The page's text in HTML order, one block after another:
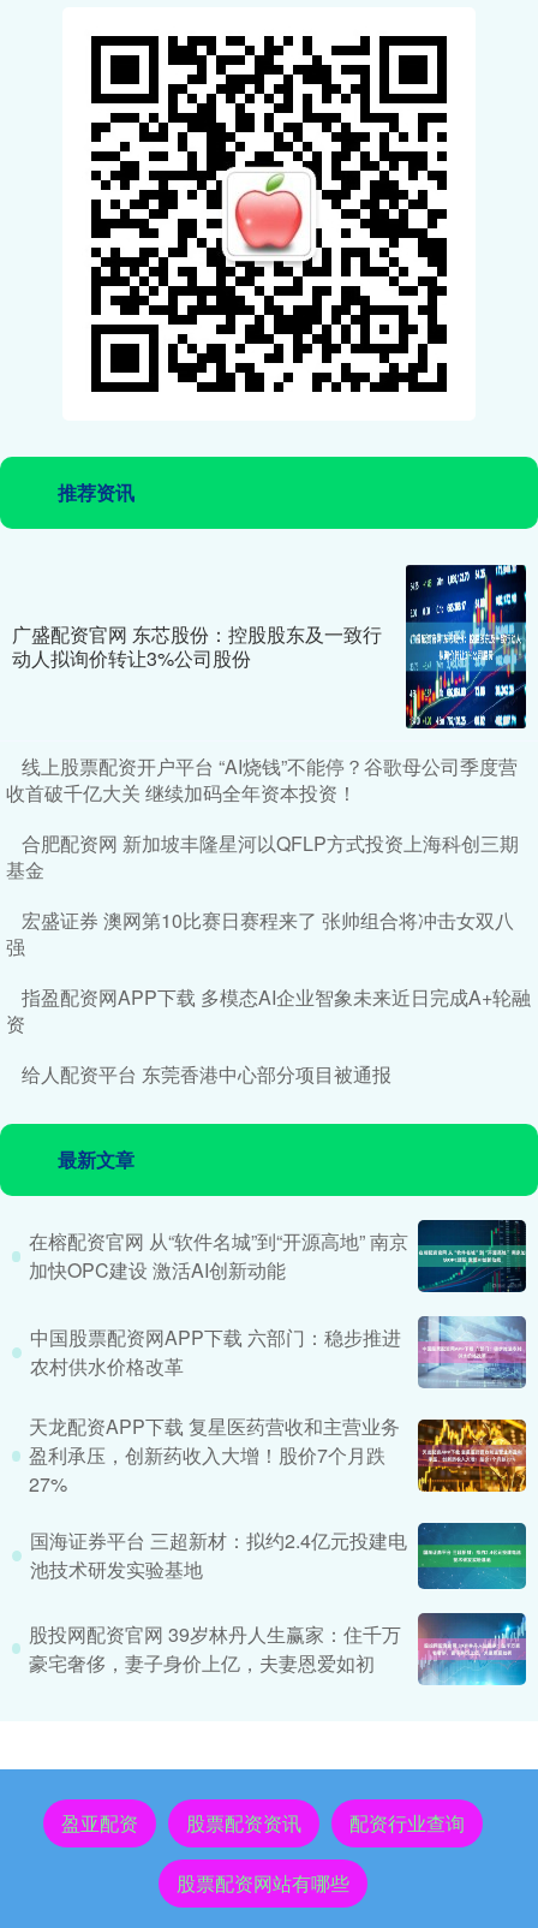
推荐资讯
广盛配资官网 东芯股份：控股股东及一致行
动人拟询价转让3%公司股份
线上股票配资开户平台 “AI烧钱”不能停？谷歌母公司季度营
收首破千亿大关 继续加码全年资本投资！
合肥配资网 新加坡丰隆星河以QFLP方式投资上海科创三期
基金
宏盛证券 澳网第10比赛日赛程来了 张帅组合将冲击女双八
强
指盈配资网APP下载 多模态AI企业智象未来近日完成A+轮融
资
给人配资平台 东莞香港中心部分项目被通报
最新文章
在榕配资官网 从“软件名城”到“开源高地” 南京
加快OPC建设 激活AI创新动能
中国股票配资网APP下载 六部门：稳步推进
农村供水价格改革
天龙配资APP下载 复星医药营收和主营业务
盈利承压，创新药收入大增！股价7个月跌
27%
国海证券平台 三超新材：拟约2.4亿元投建电
池技术研发实验基地
股投网配资官网 39岁林丹人生赢家：住千万
豪宅奢侈，妻子身价上亿，夫妻恩爱如初
盈亚配资 股票配资资讯 配资行业查询
股票配资网站有哪些